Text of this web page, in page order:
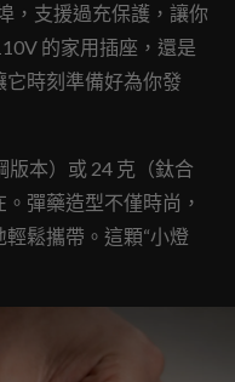
，支援過充保護，讓你
的家用插座，還是
時刻準備好為你發
版本）或 24 克（鈦合
彈藥造型不僅時尚，
鬆攜帶。這顆“小燈